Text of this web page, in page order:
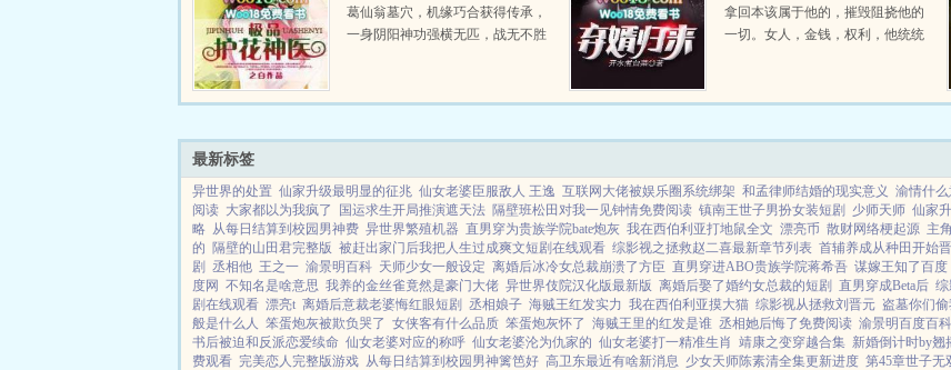
葛仙翁墓穴，机缘巧合获得传承，
一身阴阳神功强横无匹，战无不胜
芳心，轻松搞笑YD爽。之白新书
拿回本该属于他的，摧毁阻挠他的
一切。女人，金钱，权利，他统统
最新标签
异世界的处置 仙家升级最明显的征兆 仙女老婆臣服敌人 王逸 互联网大佬被娱乐圈系统绑架 和孟律师结婚的现实意义 渝情什么
阅读 大家都以为我疯了 国运求生开局推演遮天法 隔壁班松田对我一见钟情免费阅读 镇南王世子男扮女装短剧 少师天师 仙家
略 从每日结算到校园男神费 异世界繁殖机器 直男穿为贵族学院bate炮灰 我在西伯利亚打地鼠全文 漂亮币 散财网络梗起源 主
的 隔壁的山田君完整版 被赶出家门后我把人生过成爽文短剧在线观看 综影视之拯救赵二喜最新章节列表 首辅养成从种田开始
剧 丞相他 王之一 渝景明百科 天师少女一般设定 离婚后冰冷女总裁崩溃了方臣 直男穿进ABO贵族学院蒋希吾 谋嫁王知了百度
度网 不知名是啥意思 我养的金丝雀竟然是豪门大佬 异世界伎院汉化版最新版 离婚后娶了婚约女总裁的短剧 直男穿成Beta后
剧在线观看 漂亮t 离婚后意裁老婆悔红眼短剧 丞相娘子 海贼王红发实力 我在西伯利亚摸大猫 综影视从拯救刘晋元 盗墓你们
般是什么人 笨蛋炮灰被欺负哭了 女侠客有什么品质 笨蛋炮灰怀了 海贼王里的红发是谁 丞相她后悔了免费阅读 渝景明百度百科
书后被迫和反派恋爱续命 仙女老婆对应的称呼 仙女老婆沦为仇家的 仙女老婆打一精准生肖 靖康之变穿越合集 新婚倒计时by翘
费观看 完美恋人完整版游戏 从每日结算到校园男神篱笆好 高卫东最近有啥新消息 少女天师陈素清全集更新进度 第45章世子无